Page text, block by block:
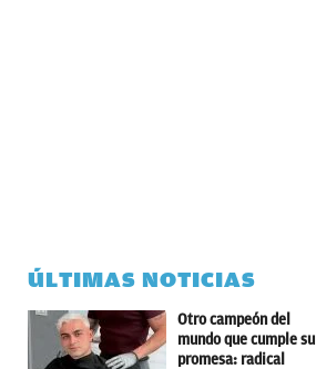
ÚLTIMAS NOTICIAS
Otro campeón del
mundo que cumple su
promesa: radical